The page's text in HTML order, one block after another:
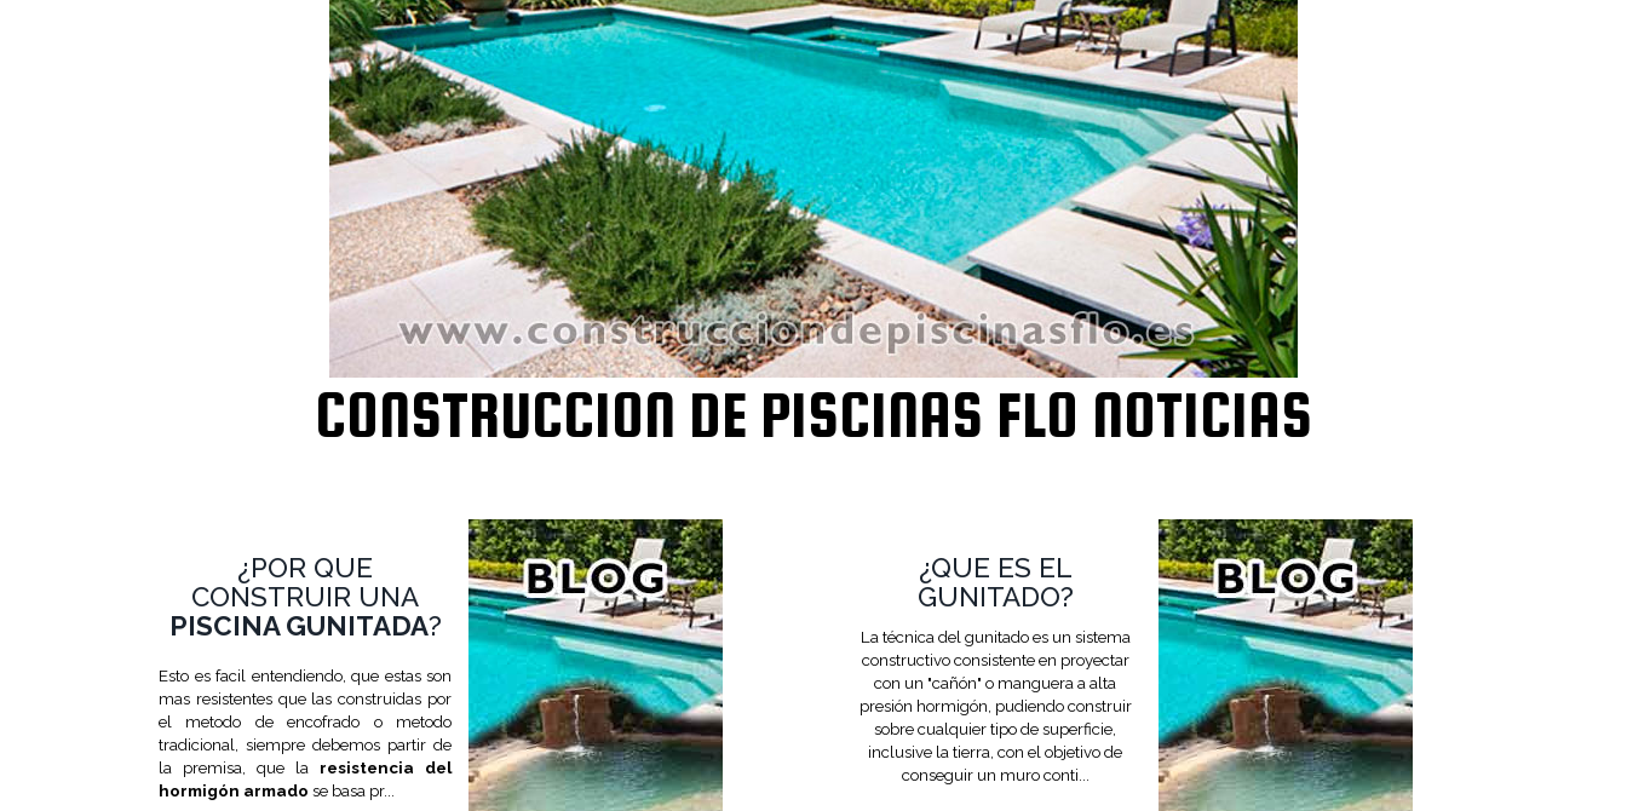
CONSTRUCCION DE PISCINAS FLO NOTICIAS
¿POR QUE
CONSTRUIR UNA
PISCINA GUNITADA?
Esto es facil entendiendo, que estas son
mas resistentes que las construidas por
el metodo de encofrado o metodo
tradicional, siempre debemos partir de
la premisa, que la resistencia del
hormigón armado se basa pr...
¿QUE ES EL
GUNITADO?
La técnica del gunitado es un sistema
constructivo consistente en proyectar
con un "cañón" o manguera a alta
presión hormigón, pudiendo construir
sobre cualquier tipo de superficie,
inclusive la tierra, con el objetivo de
conseguir un muro conti...